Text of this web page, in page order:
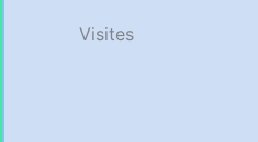
Visites